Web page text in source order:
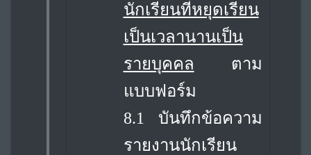
นักเรียนที่หยุดเรียน
เป็นเวลานานเป็น
รายบุคคล ตาม
แบบฟอร์ม
8.1 บันทึกข้อความ
รายงานนักเรียน